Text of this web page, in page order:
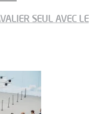
SEUL AVEC LE